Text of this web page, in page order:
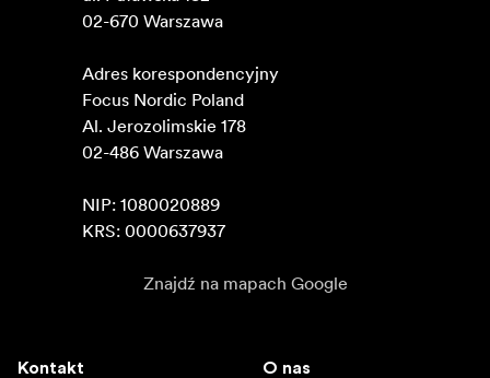
02-670 Warszawa
Adres korespondencyjny
Focus Nordic Poland
Al. Jerozolimskie 178
02-486 Warszawa
NIP: 1080020889
KRS: 0000637937
Znajdź na mapach Google
Kontakt O nas